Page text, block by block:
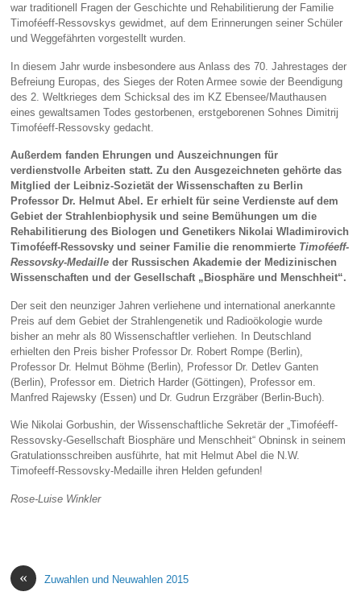
war traditionell Fragen der Geschichte und Rehabilitierung der Familie
Timoféeff-Ressovskys gewidmet, auf dem Erinnerungen seiner Schüler
und Weggefährten vorgestellt wurden.
In diesem Jahr wurde insbesondere aus Anlass des 70. Jahrestages der
Befreiung Europas, des Sieges der Roten Armee sowie der Beendigung
des 2. Weltkrieges dem Schicksal des im KZ Ebensee/Mauthausen
eines gewaltsamen Todes gestorbenen, erstgeborenen Sohnes Dimitrij
Timoféeff-Ressovsky gedacht.
Außerdem fanden Ehrungen und Auszeichnungen für
verdienstvolle Arbeiten statt. Zu den Ausgezeichneten gehörte das
Mitglied der Leibniz-Sozietät der Wissenschaften zu Berlin
Professor Dr. Helmut Abel. Er erhielt für seine Verdienste auf dem
Gebiet der Strahlenbiophysik und seine Bemühungen um die
Rehabilitierung des Biologen und Genetikers Nikolai Wladimirovich
Timoféeff-Ressovsky und seiner Familie die renommierte Timoféeff-
Ressovsky-Medaille der Russischen Akademie der Medizinischen
Wissenschaften und der Gesellschaft „Biosphäre und Menschheit“.
Der seit den neunziger Jahren verliehene und international anerkannte
Preis auf dem Gebiet der Strahlengenetik und Radioökologie wurde
bisher an mehr als 80 Wissenschaftler verliehen. In Deutschland
erhielten den Preis bisher Professor Dr. Robert Rompe (Berlin),
Professor Dr. Helmut Böhme (Berlin), Professor Dr. Detlev Ganten
(Berlin), Professor em. Dietrich Harder (Göttingen), Professor em.
Manfred Rajewsky (Essen) und Dr. Gudrun Erzgräber (Berlin-Buch).
Wie Nikolai Gorbushin, der Wissenschaftliche Sekretär der „Timoféeff-
Ressovsky-Gesellschaft Biosphäre und Menschheit“ Obninsk in seinem
Gratulationsschreiben ausführte, hat mit Helmut Abel die N.W.
Timofeeff-Ressovsky-Medaille ihren Helden gefunden!
Rose-Luise Winkler
« Zuwahlen und Neuwahlen 2015